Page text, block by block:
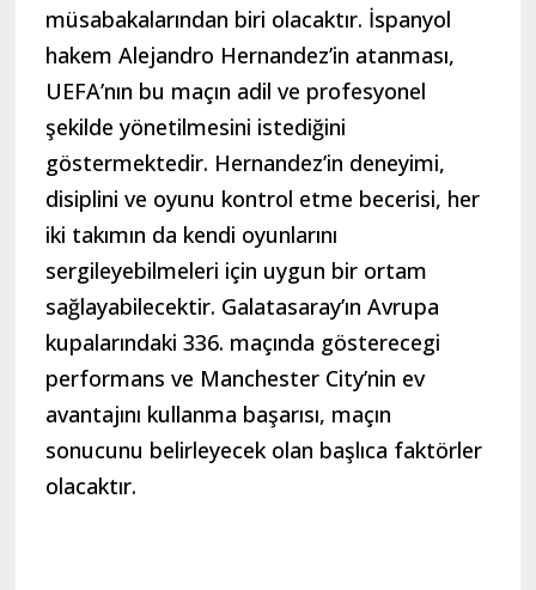
müsabakalarından biri olacaktır. İspanyol
hakem Alejandro Hernandez’in atanması,
UEFA’nın bu maçın adil ve profesyonel
şekilde yönetilmesini istediğini
göstermektedir. Hernandez’in deneyimi,
disiplini ve oyunu kontrol etme becerisi, her
iki takımın da kendi oyunlarını
sergileyebilmeleri için uygun bir ortam
sağlayabilecektir. Galatasaray’ın Avrupa
kupalarındaki 336. maçında gösterecegi
performans ve Manchester City’nin ev
avantajını kullanma başarısı, maçın
sonucunu belirleyecek olan başlıca faktörler
olacaktır.